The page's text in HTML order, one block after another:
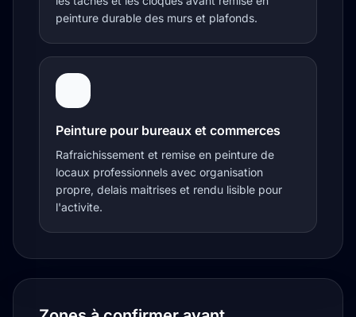
peinture durable des murs et plafonds.
Peinture pour bureaux et commerces
Rafraichissement et remise en peinture de
locaux professionnels avec organisation
propre, delais maitrises et rendu lisible pour
l'activite.